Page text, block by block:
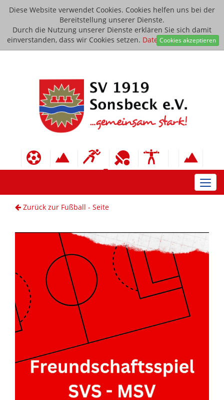
Diese Website verwendet Cookies. Cookies helfen uns bei der
Bereitstellung unserer Dienste.
Durch die Nutzung unserer Dienste erklären Sie sich damit
einverstanden, dass wir Cookies setzen. Datenschutzerklärung
Cookies akzeptieren
Zurück zur Fußball - Seite